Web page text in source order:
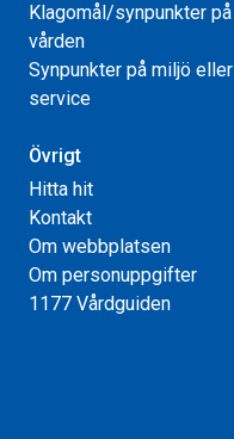
Klagomål/synpunkter på
vården
Synpunkter på miljö eller
service
Övrigt
Hitta hit
Kontakt
Om webbplatsen
Om personuppgifter
1177 Vårdguiden